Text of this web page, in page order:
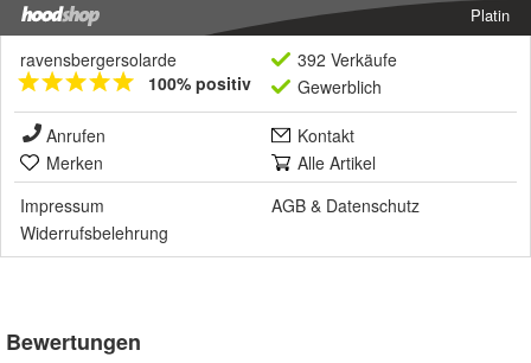
Platin
ravensbergersolarde
100% positiv
392 Verkäufe
Gewerblich
Anrufen
Kontakt
Merken
Alle Artikel
Impressum
AGB & Datenschutz
Widerrufsbelehrung
Bewertungen